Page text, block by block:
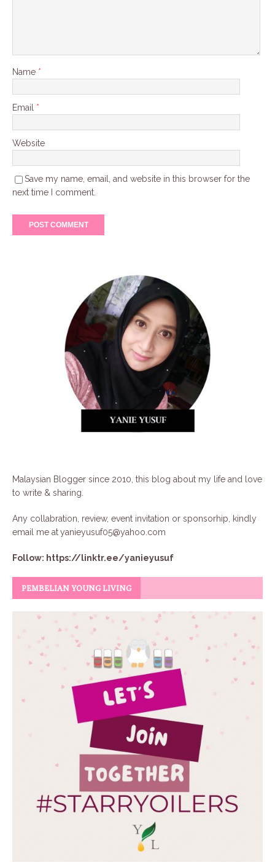
Name *
Email *
Website
Save my name, email, and website in this browser for the
next time I comment.
Malaysian Blogger since 2010, this blog about my life and love
to write & sharing.
Any collabration, review, event invitation or sponsorhip, kindly
email me atyanieyusuf05@yahoo.com
Follow: https://linktr.ee/yanieyusuf
PEMBELIAN YOUNG LIVING